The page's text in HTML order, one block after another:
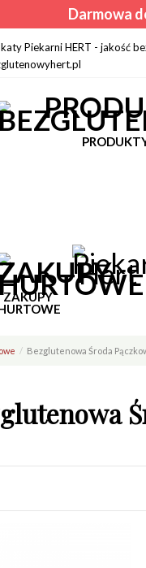
Darmowa
Piekarni HERT - jakość
ZAKUPY
Bezglutenowa Środa